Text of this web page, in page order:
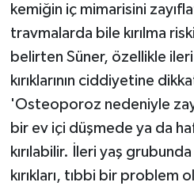
kemiğin iç mimarisini
travmalarda bile kırılma
belirten Süner, özellikle
kırıklarının ciddiyetine
'Osteoporoz nedeniyle
bir ev içi düşmede ya da
kırılabilir. İleri yaş grubunda
kırıkları, tıbbi bir problem